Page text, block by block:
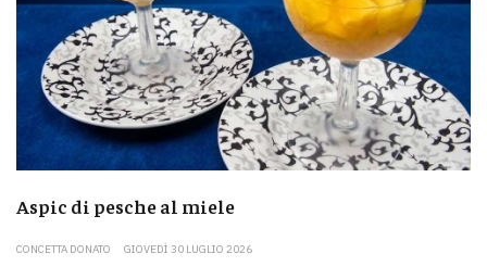
Aspic di pesche al miele
CONCETTA DONATO GIOVEDÌ 30 LUGLIO 2026